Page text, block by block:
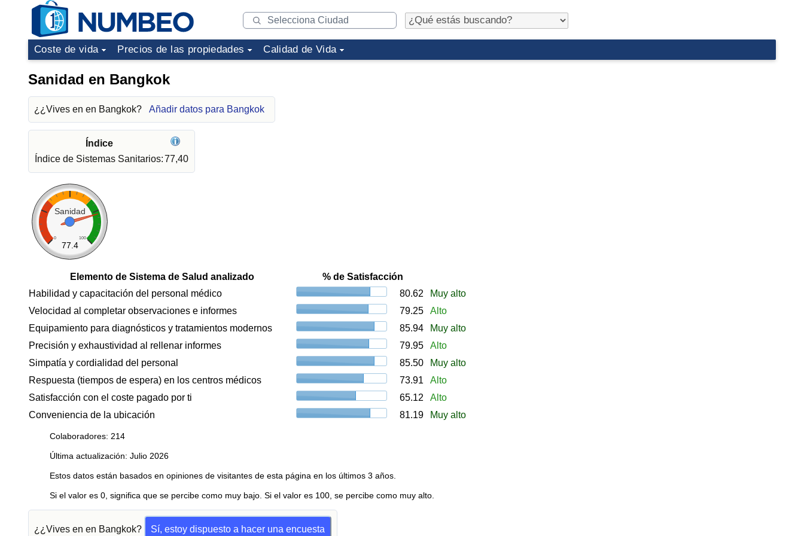
Coste de vida Precios de las propiedades Calidad de Vida
Sanidad en Bangkok
¿¿Vives en en Bangkok? Añadir datos para Bangkok
Índice
Índice de Sistemas Sanitarios:77,40
Sanidad
0 100
77.4
Elemento de Sistema de Salud analizado
% de Satisfacción
Habilidad y capacitación del personal médico
80.62
Muy alto
Velocidad al completar observaciones e informes
79.25
Alto
Equipamiento para diagnósticos y tratamientos modernos
85.94
Muy alto
Precisión y exhaustividad al rellenar informes
79.95
Alto
Simpatía y cordialidad del personal
85.50
Muy alto
Respuesta (tiempos de espera) en los centros médicos
73.91
Alto
Satisfacción con el coste pagado por ti
65.12
Alto
Conveniencia de la ubicación
81.19 Muy alto
Colaboradores: 214
Última actualización: Julio 2026
Estos datos están basados en opiniones de visitantes de esta página en los últimos 3 años.
Si el valor es 0, significa que se percibe como muy bajo. Si el valor es 100, se percibe como muy alto.
¿¿Vives en en Bangkok? Sí, estoy dispuesto a hacer una encuesta